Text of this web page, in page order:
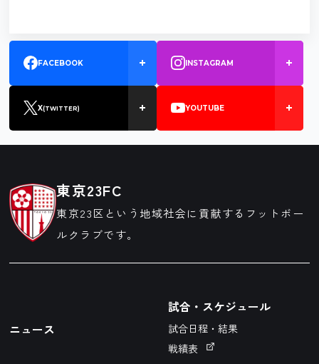
FACEBOOK INSTAGRAM
X(TWITTER) YOUTUBE
東京23FC
東京23区という地域社会に貢献するフットボー
ルクラブです。
ニュース
試合・スケジュール
試合日程・結果
戦績表